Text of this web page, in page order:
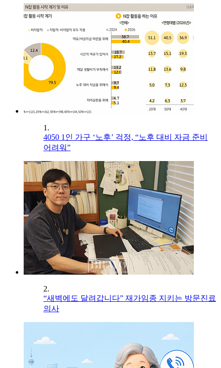
1.
4050 1인 가구 ‘노후’ 걱정, “노후 대비 자금 준비
어려워”
2.
“새벽에도 달려갑니다” 재가임종 지키는 방문진료
의사